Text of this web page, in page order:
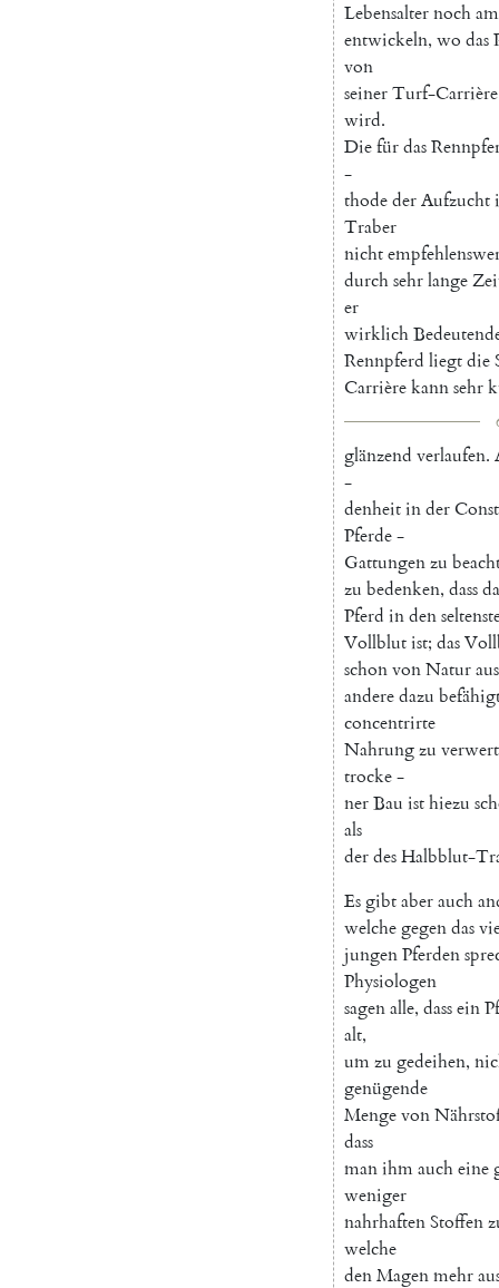
Lebensalternocham
entwickeln, wo das
von
seinerTurf-Carrière
wird.
Diefürdas
-
thodederAufzucht
Traber
nicht
durchsehrlange
er
wirklich
Rennpferd liegtdie
Carrièrekannsehr
glänzend verlaufen.
-
denheitinder
Pferde-
Gattungenzu
zu bedenken, dass
Pferd inden
Vollblutist; das
schonvonNaturaus
anderedazu
concentrirte
Nahrungzu
trocke-
nerBau isthiezu
als
derdesHalbblut-
Esgibtaberauch
welchegegendas
jungenPferden
Physiologen
sagenalle, dassein
alt,
umzu gedeihen,
genügende
Mengevon
dass
manihmaucheine
weniger
nahrhaftenStoffen
welche
denMagenmehr